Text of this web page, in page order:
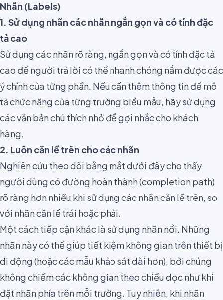
Nhãn (Labels)
1. Sử dụng nhãn các nhãn ngắn gọn và có tính đặc
tả cao
Sử dụng các nhãn rõ ràng, ngắn gọn và có tính đặc tả
cao để người trả lời có thể nhanh chóng nắm được các
ý chính của từng phần. Nếu cần thêm thông tin để mô
tả chức năng của từng trường biểu mẫu, hãy sử dụng
các văn bản chú thích nhỏ để gợi nhắc cho khách
hàng.
2. Luôn căn lề trên cho các nhãn
Nghiên cứu theo dõi bằng mắt dưới đây cho thấy
người dùng có đường hoàn thành (completion path)
rõ ràng hơn nhiều khi sử dụng các nhãn căn lề trên, so
với nhãn căn lề trái hoặc phải.
Một cách tiếp cận khác là sử dụng nhãn nổi. Những
nhãn này có thể giúp tiết kiệm không gian trên thiết bị
di động (hoặc các mẫu khảo sát dài hơn), bởi chúng
không chiếm các không gian theo chiều dọc như khi
đặt nhãn phía trên mỗi trường. Tuy nhiên, khi nhãn